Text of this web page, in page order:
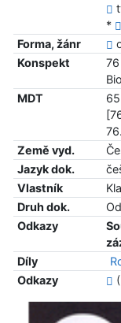
*
Forma, žánr
Konspekt
MDT
Země vyd.
Jazyk dok.
Vlastník
Druh dok.
Odkazy
Díly
Odkazy